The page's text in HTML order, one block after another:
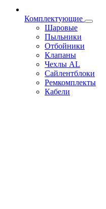
Комплектующие
Шаровые
Пыльники
Отбойники
Клапаны
Чехлы AL
Сайлентблоки
Ремкомплекты
Кабели